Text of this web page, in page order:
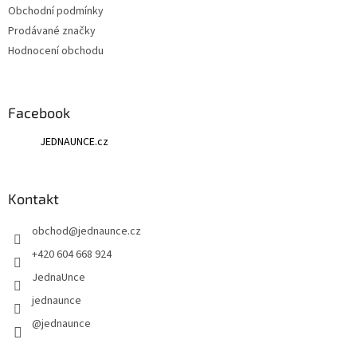
Obchodní podmínky
Prodávané značky
Hodnocení obchodu
Facebook
JEDNAUNCE.cz
Kontakt
obchod@jednaunce.cz
+420 604 668 924
JednaUnce
jednaunce
@jednaunce